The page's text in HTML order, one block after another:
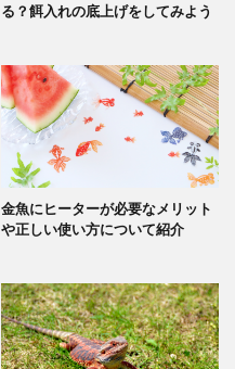
る？餌入れの底上げをしてみよう
金魚にヒーターが必要なメリット
や正しい使い方について紹介